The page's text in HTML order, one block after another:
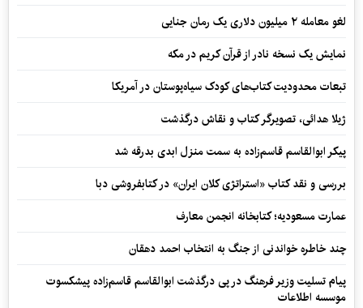
لغو معامله ۲ میلیون دلاری یک رمان جنایی
نمایش یک نسخه نادر از قرآن کریم در مکه
تبعات محدودیت کتاب‌های کودک سیاه‌پوستان در آمریکا
ژیلا هدائی، تصویرگر کتاب و نقاش درگذشت
پیکر ابوالقاسم قاسم‌زاده به سمت منزل ابدی بدرقه شد
بررسی و نقد کتاب «استراتژی کلان ایران» در کتابفروشی دبا
عمارت مسعودیه؛ کتابخانه انجمن معارف
چند خاطره خواندنی از جنگ به انتخاب احمد دهقان
پیام تسلیت وزیر فرهنگ در پی درگذشت ابوالقاسم قاسم‌زاده پیشکسوت
موسسه اطلاعات